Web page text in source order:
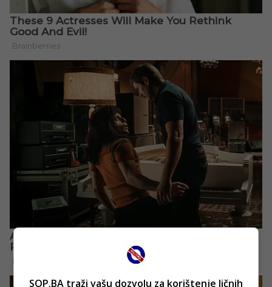
SOP.BA traži vašu dozvolu za korištenje ličnih